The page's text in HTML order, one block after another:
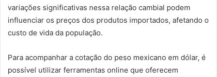
variações significativas nessa relação cambial podem
influenciar os preços dos produtos importados, afetando o
custo de vida da população.
Para acompanhar a cotação do peso mexicano em dólar, é
possível utilizar ferramentas online que oferecem